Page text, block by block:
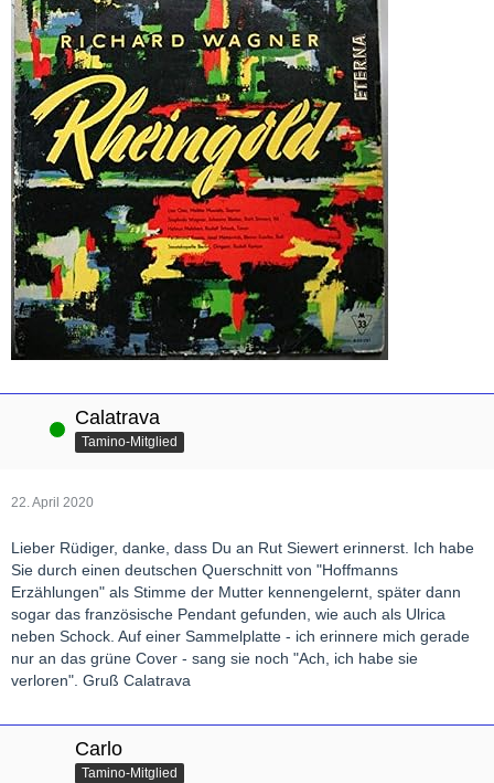
Online Calatrava
Tamino-Mitglied
22. April 2020
Lieber Rüdiger, danke, dass Du an Rut Siewert erinnerst. Ich habe
Sie durch einen deutschen Querschnitt von "Hoffmanns
Erzählungen" als Stimme der Mutter kennengelernt, später dann
sogar das französische Pendant gefunden, wie auch als Ulrica
neben Schock. Auf einer Sammelplatte - ich erinnere mich gerade
nur an das grüne Cover - sang sie noch "Ach, ich habe sie
verloren". Gruß Calatrava
Carlo
Tamino-Mitglied